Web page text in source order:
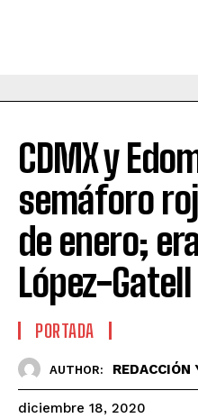
CDMX y
semáforo
de enero;
López-Gatell
PORTADA
AUTHOR: REDACCIÓN
diciembre 18, 2020